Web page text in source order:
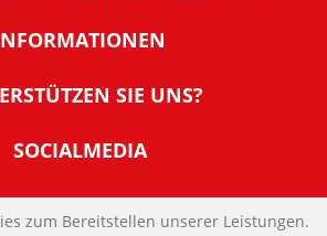
NachDenkSeiten
der NachDenkSeiten
und E-Mail-Signaturen
SIE UNS?
Sie Fördermitglied
SOCIALMEDIA
IMPRESSUM
zum Bereitstellen unserer Leistungen.